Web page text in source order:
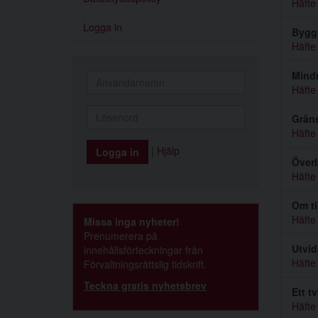
Logga in
Hjälp
Missa inga nyheter!
Prenumerera på
innehållsförteckningar från
Förvaltningsrättslig tidskrift.
Teckna gratis nyhetsbrev
Om
Ett